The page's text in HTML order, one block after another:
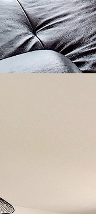
un balcon à vivre
vis-à-vis
indépendante
grandes chambres
résidentiel),
local à vélos et
vis, lumineux,
tram T3, métro